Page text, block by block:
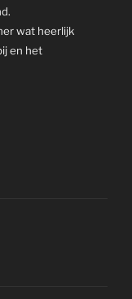
wat heerlijk
en het